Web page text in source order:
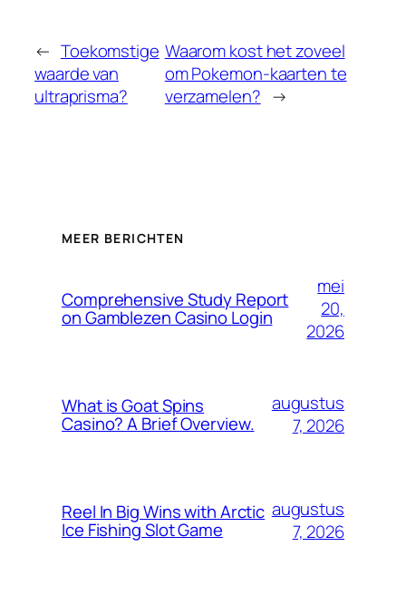
← Toekomstige
waarde van
ultraprisma?
Waarom kost het zoveel
om Pokemon-kaarten te
verzamelen? →
MEER BERICHTEN
Comprehensive Study Report
on Gamblezen Casino Login
mei
20,
2026
What is Goat Spins
Casino? A Brief Overview.
augustus
7, 2026
Reel In Big Wins with Arctic
Ice Fishing Slot Game
augustus
7, 2026